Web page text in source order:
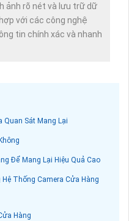
ảnh rõ nét và lưu trữ dữ
với các công nghệ
tin chính xác và nhanh
Quan Sát Mang Lại
Để Mang Lại Hiệu Quả Cao
Thống Camera Cửa Hàng
Hàng